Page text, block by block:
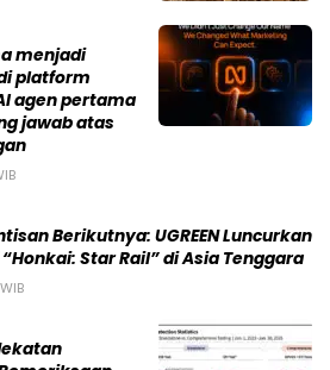
menjadi
platform
agen pertama
jawab atas
Berikutnya: UGREEN Luncurkan
Star Rail” di Asia Tenggara